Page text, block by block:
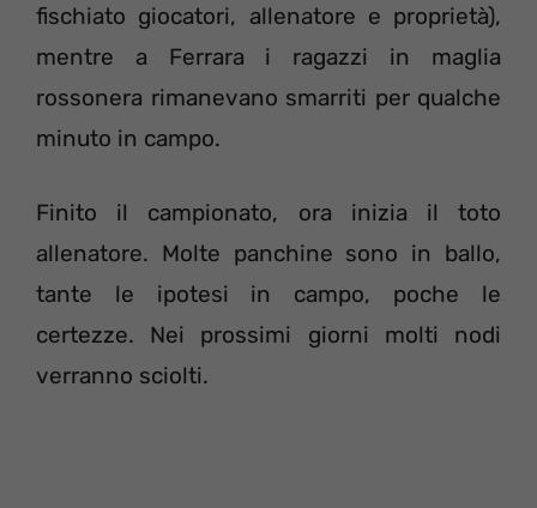
fischiato giocatori, allenatore e proprietà),
mentre a Ferrara i ragazzi in maglia
rossonera rimanevano smarriti per qualche
minuto in campo.
Finito il campionato, ora inizia il toto
allenatore. Molte panchine sono in ballo,
tante le ipotesi in campo, poche le
certezze. Nei prossimi giorni molti nodi
verranno sciolti.